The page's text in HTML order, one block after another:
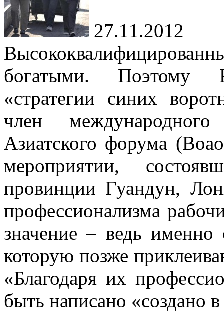
27.11.2012
богатыми. Поэтому
«стратегии синих
член международного
Азиатского форума
мероприятии,
провинции Гуандун,
профессионализма
значение – ведь
которую позже
«Благодаря их
быть написано «создано